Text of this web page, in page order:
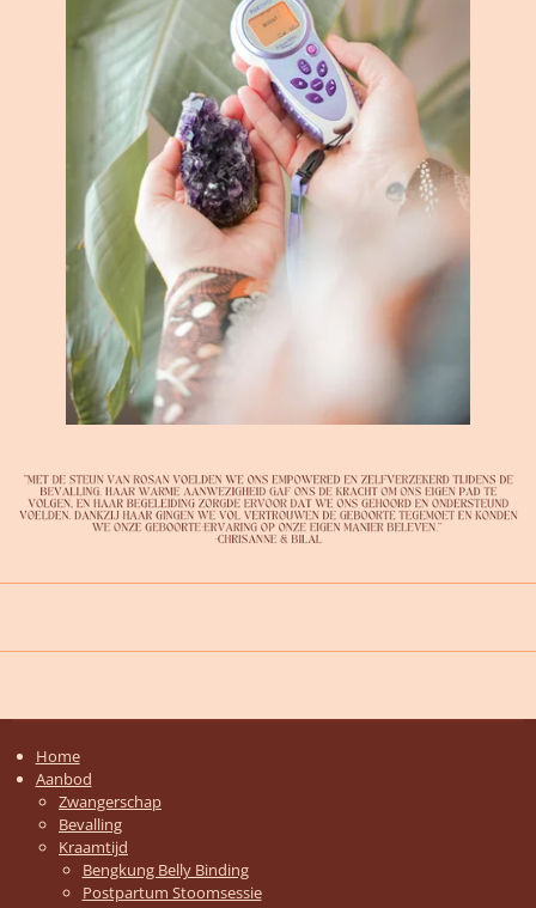
Home
Aanbod
Zwangerschap
Bevalling
Kraamtijd
Bengkung Belly Binding
Postpartum Stoomsessie